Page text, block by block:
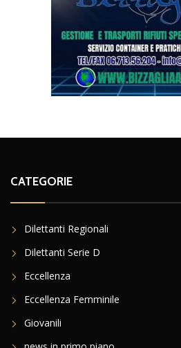
CATEGORIE
Dilettanti Regionali
Dilettanti Serie D
Eccellenza
Eccellenza Femminile
Giovanili